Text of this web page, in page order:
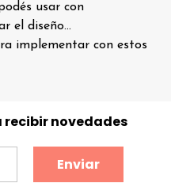
usar con
el diseño...
implementar con estos
recibir novedades
Enviar